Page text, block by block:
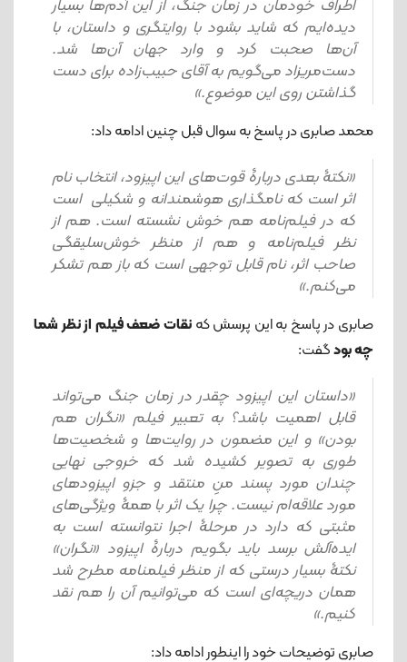
اطراف خودمان در زمان جنگ، از این آدم‌ها بسیار
دیده‌ایم که شاید بشود با روایتگری و داستان، با
آن‌ها صحبت کرد و وارد جهان آن‌ها شد.
دست‌مریزاد می‌گویم به آقای حبیب‌زاده برای دست
گذاشتن روی این موضوع.»
محمد صابری در پاسخ به سوال قبل چنین ادامه داد:
«نکتۀ بعدی دربارۀ قوت‌های این اپیزود، انتخاب نام
اثر است که نامگذاری هوشمندانه و شکیلی است
که در فیلم‌نامه هم خوش ‌نشسته است. هم از
نظر فیلم‌نامه و هم از منظر خوش‌سلیقگی
صاحب اثر، نام قابل توجهی است که باز هم تشکر
می‌کنم.»
صابری در پاسخ به این پرسش کهنقات ضعف فیلم از نظر شما
چه بودگفت:
«داستان این اپیزود چقدر در زمان جنگ می‌تواند
قابل اهمیت باشد؟ به تعبیر فیلم «نگران هم
بودن» و این مضمون در روایت‌ها و شخصیت‌ها
طوری به تصویر کشیده شد که خروجی نهایی
چندان مورد پسند منِ منتقد و جزو اپیزودهای
مورد علاقه‌ام نیست. چرا یک اثر با همۀ ویژگی‌های
مثبتی که دارد در مرحلۀ اجرا نتوانسته است به
ایده‌آلش برسد باید بگویم دربارۀ اپیزود «نگران»
نکتۀ بسیار درستی که از منظر فیلمنامه مطرح شد
همان دریچه‌ای است که می‌توانیم آن را هم نقد
کنیم.»
صابری توضیحات خود را اینطور ادامه داد: